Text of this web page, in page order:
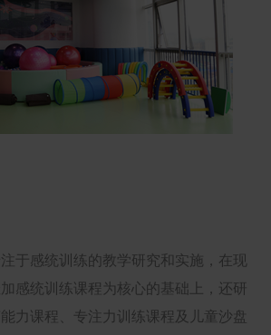
于感统训练的教学研究和实施，在现
感统训练课程为核心的基础上，还研
力课程、专注力训练课程及儿童沙盘